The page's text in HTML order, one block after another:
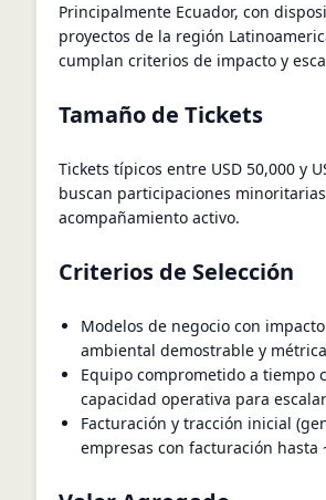
Principalmente Ecuador, con
proyectos de la región
cumplan criterios de impacto y
Tamaño de Tickets
Tickets típicos entre USD 50,000 y
buscan participaciones
acompañamiento activo.
Criterios de Selección
Modelos de negocio con
ambiental demostrable y
Equipo comprometido a tiempo
capacidad operativa para
Facturación y tracción inicial
empresas con facturación hasta